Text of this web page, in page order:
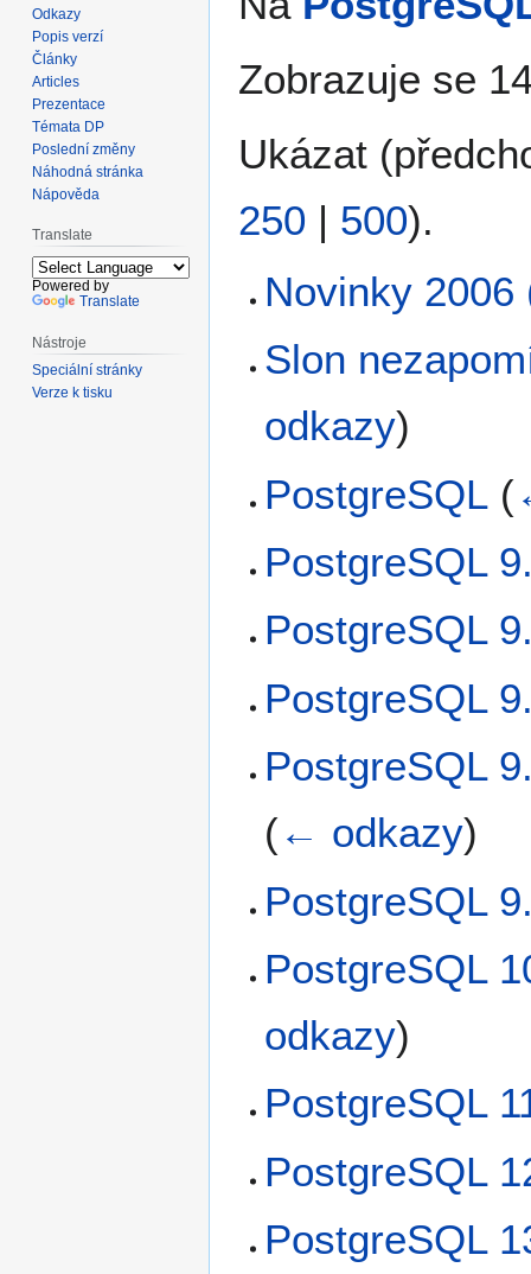
Zobrazuje se
Ukázat (
250 | 500).
Novinky 2006
Slon
odkazy)
PostgreSQL (
PostgreSQL
PostgreSQL
PostgreSQL
PostgreSQL
(← odkazy)
PostgreSQL
PostgreSQL
odkazy)
PostgreSQL
PostgreSQL
PostgreSQL
Odkazy
Popis verzí
Články
Articles
Prezentace
Témata DP
Poslední změny
Náhodná stránka
Nápověda
Translate
Powered by
Translate
Nástroje
Speciální stránky
Verze k tisku